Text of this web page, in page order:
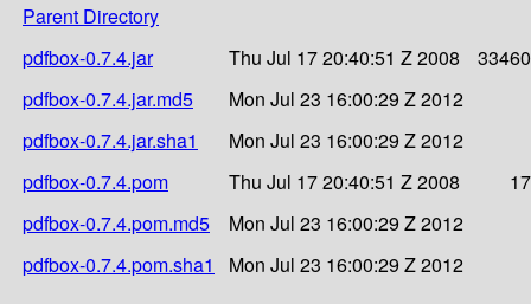
Parent Directory
pdfbox-0.7.4.jar
Thu Jul 17 20:40:51 Z 2008
pdfbox-0.7.4.jar.md5
Mon Jul 23 16:00:29 Z 2012
pdfbox-0.7.4.jar.sha1
Mon Jul 23 16:00:29 Z 2012
pdfbox-0.7.4.pom
Thu Jul 17 20:40:51 Z 2008
pdfbox-0.7.4.pom.md5
Mon Jul 23 16:00:29 Z 2012
pdfbox-0.7.4.pom.sha1
Mon Jul 23 16:00:29 Z 2012